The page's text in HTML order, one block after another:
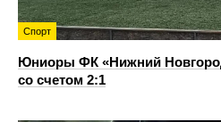
Спорт
Юниоры ФК «Нижний
со счетом 2:1